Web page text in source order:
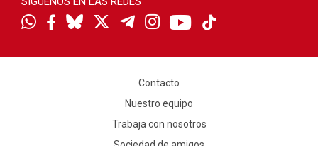
Contacto
Nuestro equipo
Trabaja con nosotros